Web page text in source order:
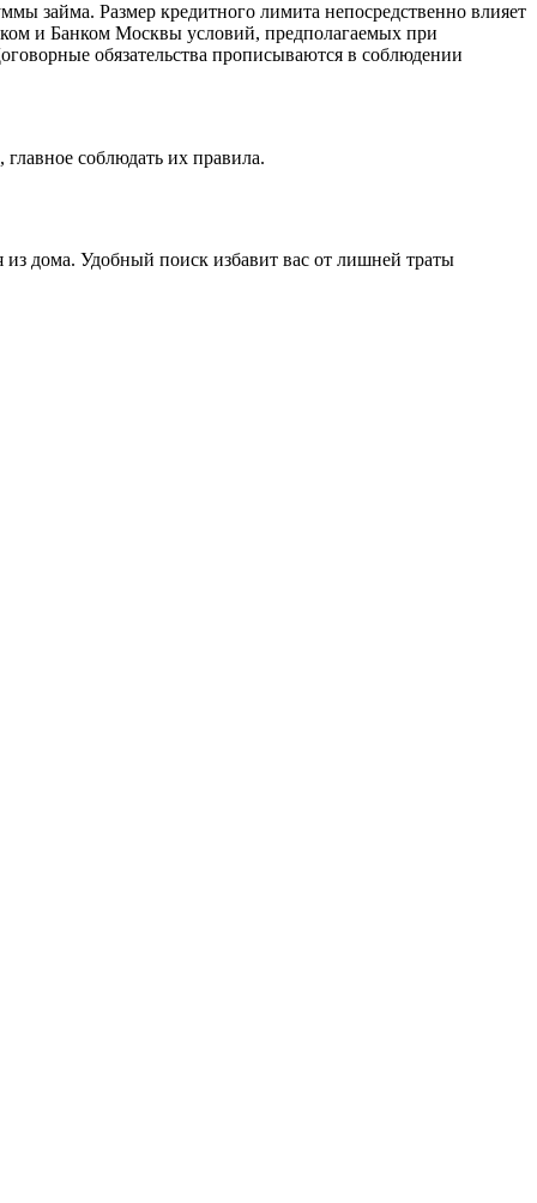
займа. Размер кредитного лимита непосредственно влияет
и Банком Москвы условий, предполагаемых при
обязательства прописываются в соблюдении
соблюдать их правила.
дома. Удобный поиск избавит вас от лишней траты